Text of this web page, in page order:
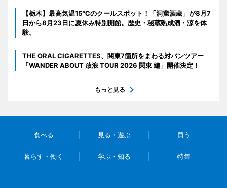
【栃木】最高気温15℃のクールスポット！「洞窟酒蔵」が8月7
日から8月23日に夏休み特別開館。歴史・秘蔵熟成酒・涼を体
験。
THE ORAL CIGARETTES、関東7箇所をまわる対バンツアー
「WANDER ABOUT 放浪 TOUR 2026 関東 編」開催決定！
もっと見る
食べる 見る・遊ぶ 買う
暮らす・働く 学ぶ・知る 特集